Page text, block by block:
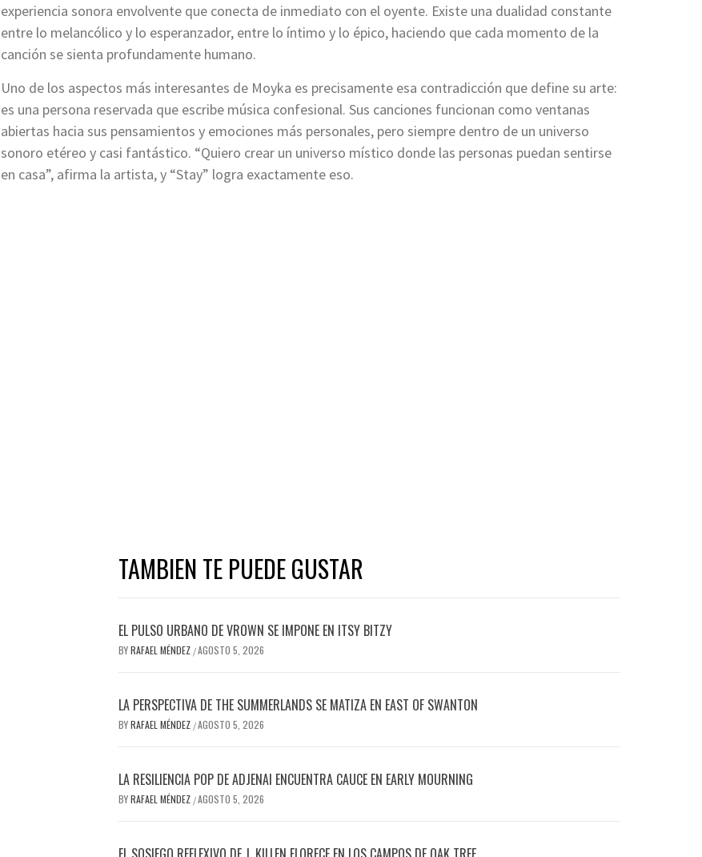
experiencia sonora envolvente que conecta de inmediato con el oyente. Existe una dualidad constante
entre lo melancólico y lo esperanzador, entre lo íntimo y lo épico, haciendo que cada momento de la
canción se sienta profundamente humano.
Uno de los aspectos más interesantes de Moyka es precisamente esa contradicción que define su arte:
es una persona reservada que escribe música confesional. Sus canciones funcionan como ventanas
abiertas hacia sus pensamientos y emociones más personales, pero siempre dentro de un universo
sonoro etéreo y casi fantástico. “Quiero crear un universo místico donde las personas puedan sentirse
en casa”, afirma la artista, y “Stay” logra exactamente eso.
TAMBIEN TE PUEDE GUSTAR
EL PULSO URBANO DE VROWN SE IMPONE EN ITSY BITZY
BYRAFAEL MÉNDEZ /AGOSTO 5, 2026
LA PERSPECTIVA DE THE SUMMERLANDS SE MATIZA EN EAST OF SWANTON
BYRAFAEL MÉNDEZ /AGOSTO 5, 2026
LA RESILIENCIA POP DE ADJENAI ENCUENTRA CAUCE EN EARLY MOURNING
BYRAFAEL MÉNDEZ /AGOSTO 5, 2026